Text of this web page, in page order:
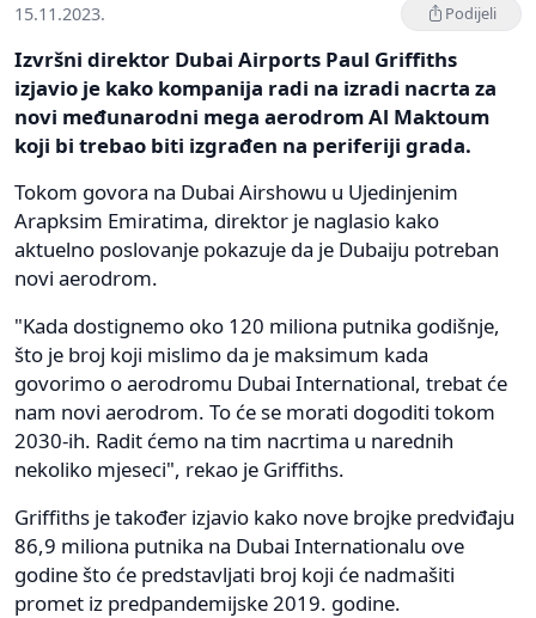
15.11.2023. Podijeli
Izvršni direktor Dubai Airports Paul Griffiths
izjavio je kako kompanija radi na izradi nacrta za
novi međunarodni mega aerodrom Al Maktoum
koji bi trebao biti izgrađen na periferiji grada.
Tokom govora na Dubai Airshowu u Ujedinjenim
Arapksim Emiratima, direktor je naglasio kako
aktuelno poslovanje pokazuje da je Dubaiju potreban
novi aerodrom.
"Kada dostignemo oko 120 miliona putnika godišnje,
što je broj koji mislimo da je maksimum kada
govorimo o aerodromu Dubai International, trebat će
nam novi aerodrom. To će se morati dogoditi tokom
2030-ih. Radit ćemo na tim nacrtima u narednih
nekoliko mjeseci", rekao je Griffiths.
Griffiths je također izjavio kako nove brojke predviđaju
86,9 miliona putnika na Dubai Internationalu ove
godine što će predstavljati broj koji će nadmašiti
promet iz predpandemijske 2019. godine.